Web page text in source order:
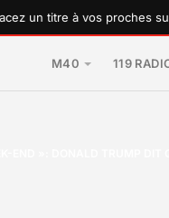
titre à vos proches sur
M40 119